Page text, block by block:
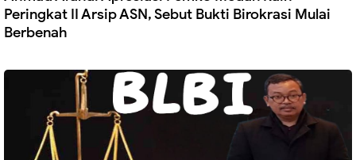
Peringkat II Arsip ASN, Sebut Bukti Birokrasi Mulai
Berbenah